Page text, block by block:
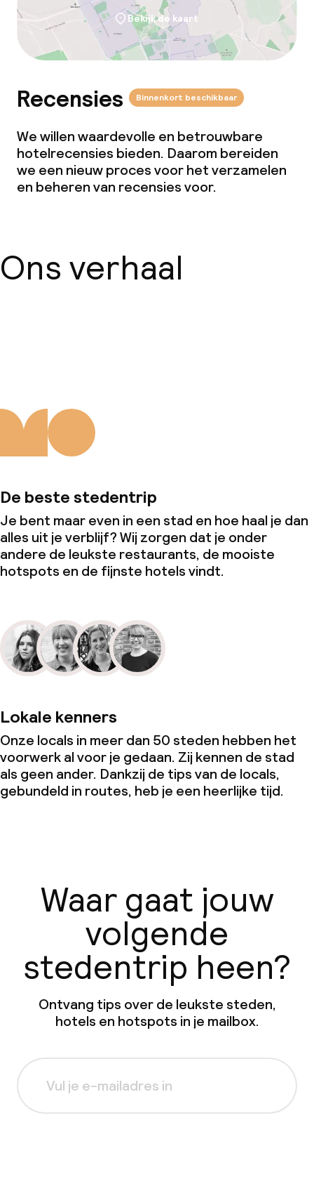
Vegetarische opties
Faciliteiten en diensten voor kinderen
Kinderzwembad
Babysitservice
Bekijk de kaart
Recensies Binnenkort beschikbaar
We willen waardevolle en betrouwbare
hotelrecensies bieden. Daarom bereiden
we een nieuw proces voor het verzamelen
en beheren van recensies voor.
Ons verhaal
De beste stedentrip
Je bent maar even in een stad en hoe haal je dan
alles uit je verblijf? Wij zorgen dat je onder
andere de leukste restaurants, de mooiste
hotspots en de fijnste hotels vindt.
Lokale kenners
Onze locals in meer dan 50 steden hebben het
voorwerk al voor je gedaan. Zij kennen de stad
als geen ander. Dankzij de tips van de locals,
gebundeld in routes, heb je een heerlijke tijd.
Waar gaat jouw
volgende
stedentrip heen?
Ontvang tips over de leukste steden,
hotels en hotspots in je mailbox.